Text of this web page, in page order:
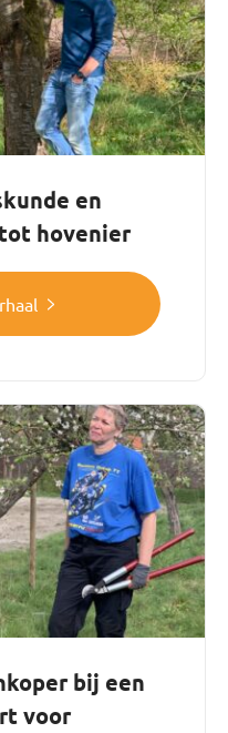
en
hovenier
bij een
voor